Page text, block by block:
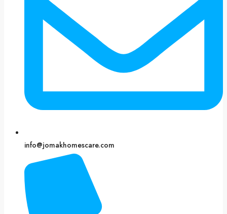
info@jomakhomescare.com